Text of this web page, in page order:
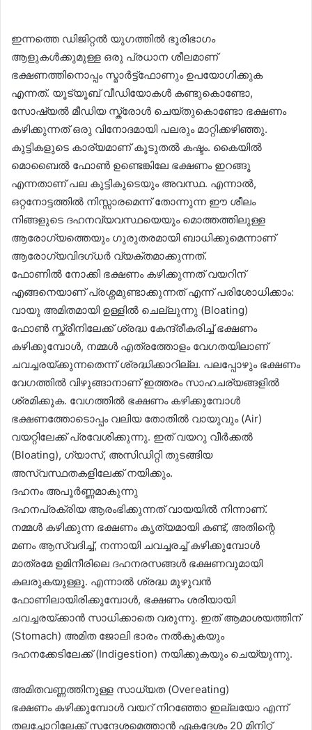
ഇന്നത്തെ ഡിജിറ്റൽ യുഗത്തിൽ ഭൂരിഭാഗം
ആളുകൾക്കുമുള്ള ഒരു പ്രധാന ശീലമാണ്
ഭക്ഷണത്തിനൊപ്പം സ്മാർട്ട്ഫോണും ഉപയോഗിക്കുക
എന്നത്. യൂട്യൂബ് വീഡിയോകൾ കണ്ടുകൊണ്ടോ,
സോഷ്യൽ മീഡിയ സ്ക്രോൾ ചെയ്തുകൊണ്ടോ ഭക്ഷണം
കഴിക്കുന്നത് ഒരു വിനോദമായി പലരും മാറ്റിക്കഴിഞ്ഞു.
കുട്ടികളുടെ കാര്യമാണ് കൂടുതൽ കഷ്ടം. കൈയിൽ
മൊബൈൽ ഫോൺ ഉണ്ടെങ്കിലേ ഭക്ഷണം ഇറങ്ങൂ
എന്നതാണ് പല കുട്ടികുടെയും അവസ്ഥ. എന്നാൽ,
ഒറ്റനോട്ടത്തിൽ നിസ്സാരമെന്ന് തോന്നുന്ന ഈ ശീലം
നിങ്ങളുടെ ദഹനവ്യവസ്ഥയെയും മൊത്തത്തിലുള്ള
ആരോഗ്യത്തെയും ഗുരുതരമായി ബാധിക്കുമെന്നാണ്
ആരോഗ്യവിദഗ്ധർ വ്യക്തമാക്കുന്നത്.
ഫോണിൽ നോക്കി ഭക്ഷണം കഴിക്കുന്നത് വയറിന്
എങ്ങനെയാണ് പ്രശ്നമുണ്ടാക്കുന്നത് എന്ന് പരിശോധിക്കാം:
വായു അമിതമായി ഉള്ളിൽ ചെല്ലുന്നു (Bloating)
ഫോൺ സ്ക്രീനിലേക്ക് ശ്രദ്ധ കേന്ദ്രീകരിച്ച് ഭക്ഷണം
കഴിക്കുമ്പോൾ, നമ്മൾ എത്രത്തോളം വേഗതയിലാണ്
ചവച്ചരയ്ക്കുന്നതെന്ന് ശ്രദ്ധിക്കാറില്ല. പലപ്പോഴും ഭക്ഷണം
വേഗത്തിൽ വിഴുങ്ങാനാണ് ഇത്തരം സാഹചര്യങ്ങളിൽ
ശ്രമിക്കുക. വേഗത്തിൽ ഭക്ഷണം കഴിക്കുമ്പോൾ
ഭക്ഷണത്തോടൊപ്പം വലിയ തോതിൽ വായുവും (Air)
വയറ്റിലേക്ക് പ്രവേശിക്കുന്നു. ഇത് വയറു വീർക്കൽ
(Bloating), ഗ്യാസ്, അസിഡിറ്റി തുടങ്ങിയ
അസ്വസ്ഥതകളിലേക്ക് നയിക്കും.
ദഹനം അപൂർണ്ണമാകുന്നു
ദഹനപ്രക്രിയ ആരംഭിക്കുന്നത് വായയിൽ നിന്നാണ്.
നമ്മൾ കഴിക്കുന്ന ഭക്ഷണം കൃത്യമായി കണ്ട്, അതിന്റെ
മണം ആസ്വദിച്ച്, നന്നായി ചവച്ചരച്ച് കഴിക്കുമ്പോൾ
മാത്രമേ ഉമിനീരിലെ ദഹനരസങ്ങൾ ഭക്ഷണവുമായി
കലരുകയുള്ളൂ. എന്നാൽ ശ്രദ്ധ മുഴുവൻ
ഫോണിലായിരിക്കുമ്പോൾ, ഭക്ഷണം ശരിയായി
ചവച്ചരയ്ക്കാൻ സാധിക്കാതെ വരുന്നു. ഇത് ആമാശയത്തിന്
(Stomach) അമിത ജോലി ഭാരം നൽകുകയും
ദഹനക്കേടിലേക്ക് (Indigestion) നയിക്കുകയും ചെയ്യുന്നു.
അമിതവണ്ണത്തിനുള്ള സാധ്യത (Overeating)
ഭക്ഷണം കഴിക്കുമ്പോൾ വയറ് നിറഞ്ഞോ ഇല്ലയോ എന്ന്
തലച്ചോറിലേക്ക് സന്ദേശമെത്താൻ ഏകദേശം 20 മിനിറ്റ്